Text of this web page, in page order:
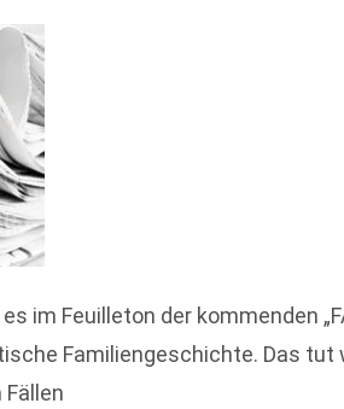
im Feuilleton der kommenden
Familiengeschichte. Das
Fällen